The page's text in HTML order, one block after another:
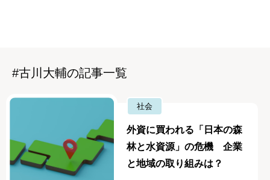
#古川大輔の記事一覧
社会
外資に買われる「日本の森
林と水資源」の危機 企業
と地域の取り組みは？